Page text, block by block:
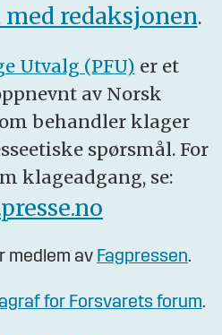
redaksjonen.
Utvalg (PFU) er et
av Norsk
behandler klager
spørsmål. For
klageadgang, se:
medlem av Fagpressen.
for Forsvarets forum.